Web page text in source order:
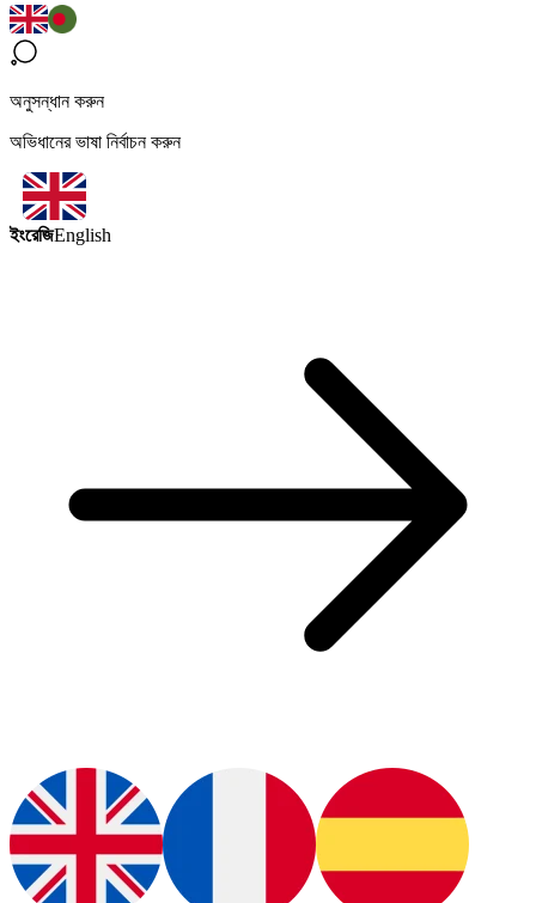
অনুসন্ধান করুন
অভিধানের ভাষা নির্বাচন করুন
ইংরেজিEnglish